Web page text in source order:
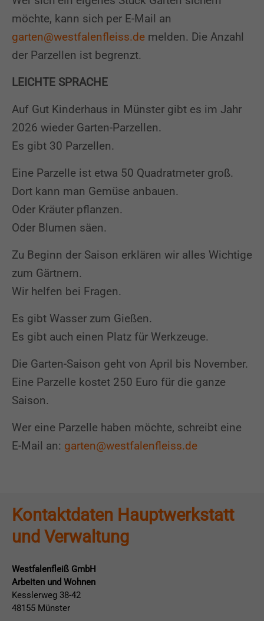
möchte, kann sich per E-Mail an
garten@westfalenfleiss.de melden. Die Anzahl
der Parzellen ist begrenzt.
LEICHTE SPRACHE
Auf Gut Kinderhaus in Münster gibt es im Jahr
2026 wieder Garten-Parzellen.
Es gibt 30 Parzellen.
Eine Parzelle ist etwa 50 Quadratmeter groß.
Dort kann man Gemüse anbauen.
Oder Kräuter pflanzen.
Oder Blumen säen.
Zu Beginn der Saison erklären wir alles Wichtige
zum Gärtnern.
Wir helfen bei Fragen.
Es gibt Wasser zum Gießen.
Es gibt auch einen Platz für Werkzeuge.
Die Garten-Saison geht von April bis November.
Eine Parzelle kostet 250 Euro für die ganze
Saison.
Wer eine Parzelle haben möchte, schreibt eine
E-Mail an: garten@westfalenfleiss.de
Sie möchten uns eine Spende zukommen lassen?
Dann klicken Sie bitte hier!
Alternativ können Sie auch an unser Spendenkonto
überweisen:
IBAN: DE79400501500034546739
Kontaktdaten Hauptwerkstatt
und Verwaltung
Westfalenfleiß GmbH
Arbeiten und Wohnen
Kesslerweg 38-42
48155 Münster